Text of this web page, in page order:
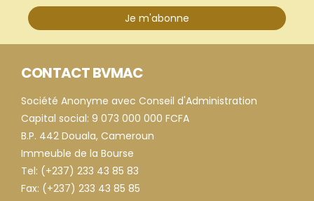
Je m'abonne
CONTACT BVMAC
Société Anonyme avec Conseil d'Administration
Capital social: 9 073 000 000 FCFA
B.P. 442 Douala, Cameroun
Immeuble de la Bourse
Tel: (+237) 233 43 85 83
Fax: (+237) 233 43 85 85